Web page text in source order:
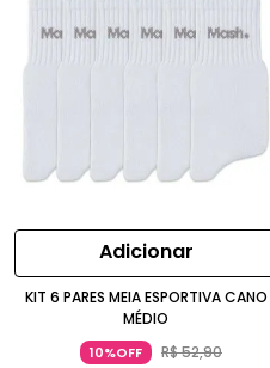
Adicionar
KIT 6 PARES MEIA ESPORTIVA CANO
MÉDIO
10%OFF R$52,90